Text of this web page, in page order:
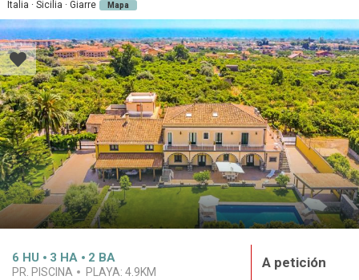
Italia · Sicilia · Giarre Mapa
6 HU 3 HA 2 BA
PR. PISCINA PLAYA: 4.9KM
A petición